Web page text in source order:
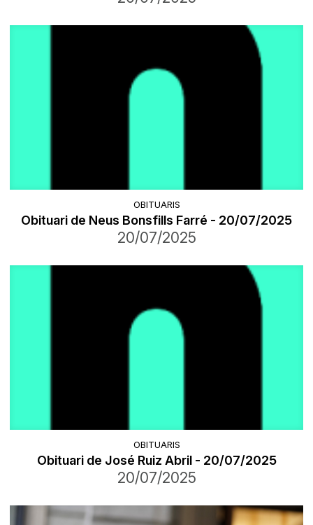
OBITUARIS
Obituari de Neus Bonsfills Farré - 20/07/2025
20/07/2025
OBITUARIS
Obituari de José Ruiz Abril - 20/07/2025
20/07/2025